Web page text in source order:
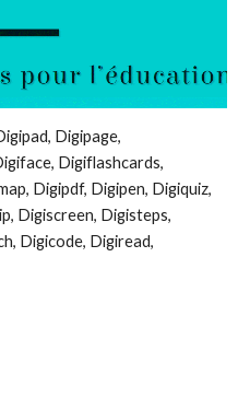
Digipage,
Digiflashcards,
Digipdf, Digipen, Digiquiz,
Digiscreen, Digisteps,
Digicode, Digiread,